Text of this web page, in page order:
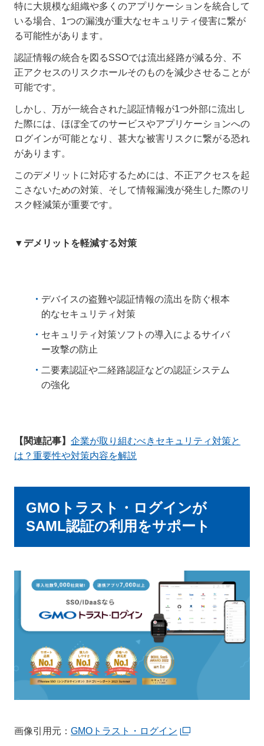
特に大規模な組織や多くのアプリケーションを統合して
いる場合、1つの漏洩が重大なセキュリティ侵害に繋が
る可能性があります。
認証情報の統合を図るSSOでは流出経路が減る分、不
正アクセスのリスクホールそのものを減少させることが
可能です。
しかし、万が一統合された認証情報が1つ外部に流出し
た際には、ほぼ全てのサービスやアプリケーションへの
ログインが可能となり、甚大な被害リスクに繋がる恐れ
があります。
このデメリットに対応するためには、不正アクセスを起
こさないための対策、そして情報漏洩が発生した際のリ
スク軽減策が重要です。
▼デメリットを軽減する対策
デバイスの盗難や認証情報の流出を防ぐ根本
的なセキュリティ対策
セキュリティ対策ソフトの導入によるサイバ
ー攻撃の防止
二要素認証や二経路認証などの認証システム
の強化
【関連記事】 企業が取り組むべきセキュリティ対策と
は？重要性や対策内容を解説
GMOトラスト・ログインが
SAML認証の利用をサポート
画像引用元： GMOトラスト・ログイン